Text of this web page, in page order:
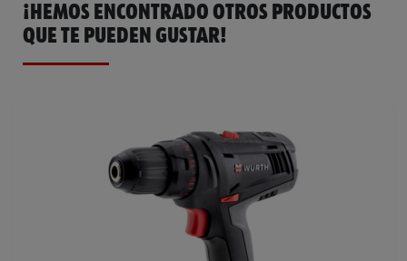
¡HEMOS ENCONTRADO OTROS PRODUCTOS
QUE TE PUEDEN GUSTAR!